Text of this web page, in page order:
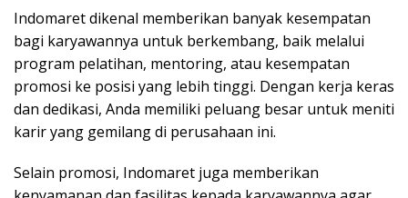
Indomaret dikenal memberikan banyak kesempatan
bagi karyawannya untuk berkembang, baik melalui
program pelatihan, mentoring, atau kesempatan
promosi ke posisi yang lebih tinggi. Dengan kerja keras
dan dedikasi, Anda memiliki peluang besar untuk meniti
karir yang gemilang di perusahaan ini.
Selain promosi, Indomaret juga memberikan